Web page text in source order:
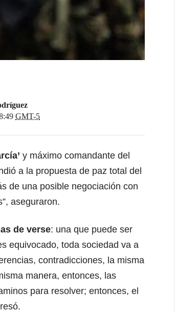
GMT-5
y máximo comandante del
a la propuesta de paz total del
de una posible negociación con
aseguraron.
de verse: una que puede ser
equivocado, toda sociedad va a
contradicciones, la misma
manera, entonces, las
para resolver; entonces, el